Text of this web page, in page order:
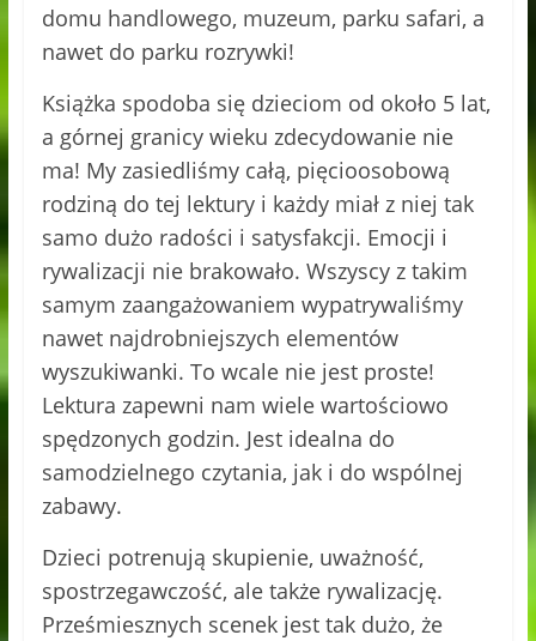
domu handlowego, muzeum, parku safari, a
nawet do parku rozrywki!
Książka spodoba się dzieciom od około 5 lat,
a górnej granicy wieku zdecydowanie nie
ma! My zasiedliśmy całą, pięcioosobową
rodziną do tej lektury i każdy miał z niej tak
samo dużo radości i satysfakcji. Emocji i
rywalizacji nie brakowało. Wszyscy z takim
samym zaangażowaniem wypatrywaliśmy
nawet najdrobniejszych elementów
wyszukiwanki. To wcale nie jest proste!
Lektura zapewni nam wiele wartościowo
spędzonych godzin. Jest idealna do
samodzielnego czytania, jak i do wspólnej
zabawy.
Dzieci potrenują skupienie, uważność,
spostrzegawczość, ale także rywalizację.
Prześmiesznych scenek jest tak dużo, że